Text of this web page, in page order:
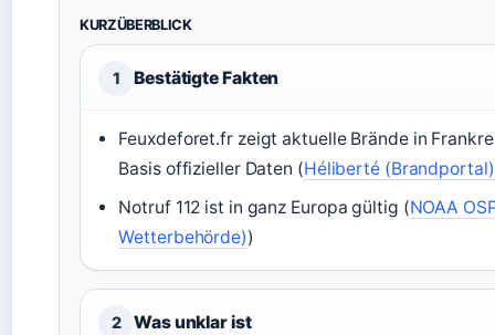
KURZÜBERBLICK
1 Bestätigte Fakten
Feuxdeforet.fr zeigt aktuelle Brände in
Basis offizieller Daten (Héliberté (Brandportal)
Notruf 112 ist in ganz Europa gültig (NOAA
Wetterbehörde))
2 Was unklar ist